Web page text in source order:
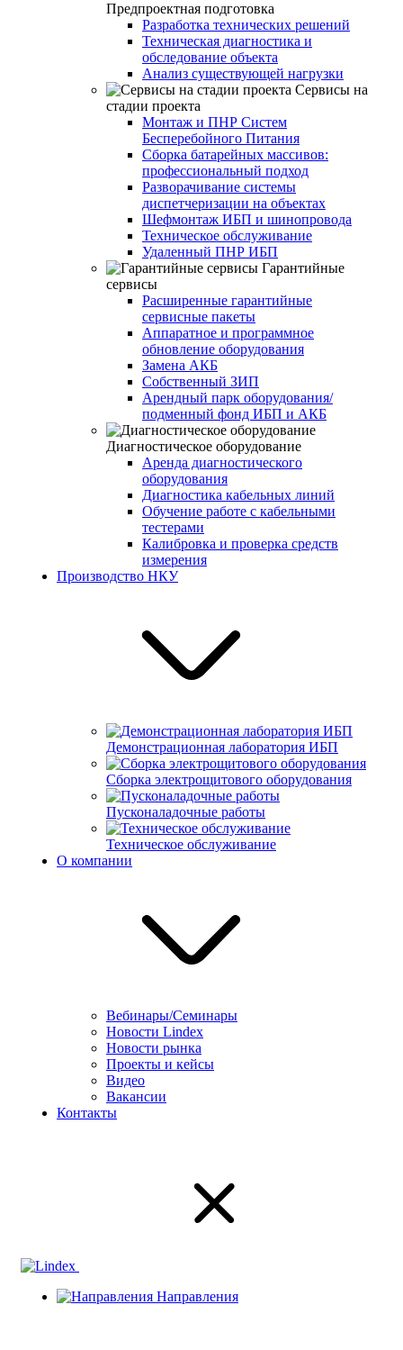
Предпроектная подготовка
Разработка технических решений
Техническая диагностика и
обследование объекта
Анализ существующей нагрузки
Сервисы на
стадии проекта
Монтаж и ПНР Систем
Бесперебойного Питания
Сборка батарейных массивов:
профессиональный подход
Разворачивание системы
диспетчеризации на объектах
Шефмонтаж ИБП и шинопровода
Техническое обслуживание
Удаленный ПНР ИБП
Гарантийные
сервисы
Расширенные гарантийные
сервисные пакеты
Аппаратное и программное
обновление оборудования
Замена АКБ
Собственный ЗИП
Арендный парк оборудования/
подменный фонд ИБП и АКБ
Диагностическое оборудование
Аренда диагностического
оборудования
Диагностика кабельных линий
Обучение работе с кабельными
тестерами
Калибровка и проверка средств
измерения
Производство НКУ
Демонстрационная лаборатория ИБП
Сборка электрощитового оборудования
Пусконаладочные работы
Техническое обслуживание
О компании
Вебинары/Семинары
Новости Lindex
Новости рынка
Проекты и кейсы
Видео
Вакансии
Контакты
Направления